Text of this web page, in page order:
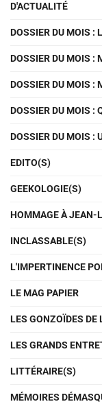
D'ACTUALITÉ
DOSSIER DU MOIS :
DOSSIER DU MOIS :
DOSSIER DU MOIS :
DOSSIER DU MOIS :
DOSSIER DU MOIS :
EDITO(S)
GEEKOLOGIE(S)
HOMMAGE À JEAN-
INCLASSABLE(S)
L'IMPERTINENCE
LE MAG PAPIER
LES GONZOÏDES DE
LES GRANDS
LITTÉRAIRE(S)
MÉMOIRES